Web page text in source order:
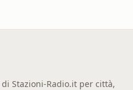
Stazioni-Radio.it per città,